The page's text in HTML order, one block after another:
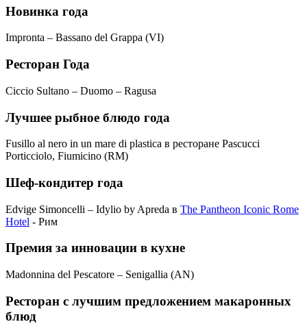
Новинка года
Impronta – Bassano del Grappa (VI)
Ресторан Года
Ciccio Sultano – Duomo – Ragusa
Лучшее рыбное блюдо года
Fusillo al nero in un mare di plastica в ресторане Pascucci
Porticciolo, Fiumicino (RM)
Шеф-кондитер года
Edvige Simoncelli – Idylio by Apreda в The Pantheon Iconic Rome
Hotel - Рим
Премия за инновации в кухне
Madonnina del Pescatore – Senigallia (AN)
Ресторан с лучшим предложением макаронных
блюд